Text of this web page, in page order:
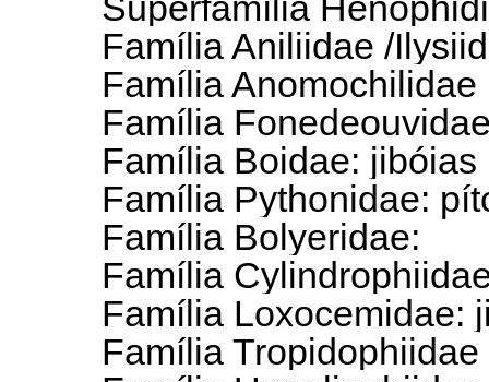
Superfamília
Família Aniliidae /
Família Anomochilidae
Família
Família Boidae: jibóias
Família Pythonidae:
Família Bolyeridae:
Família
Família Loxocemidae:
Família Tropidophiidae